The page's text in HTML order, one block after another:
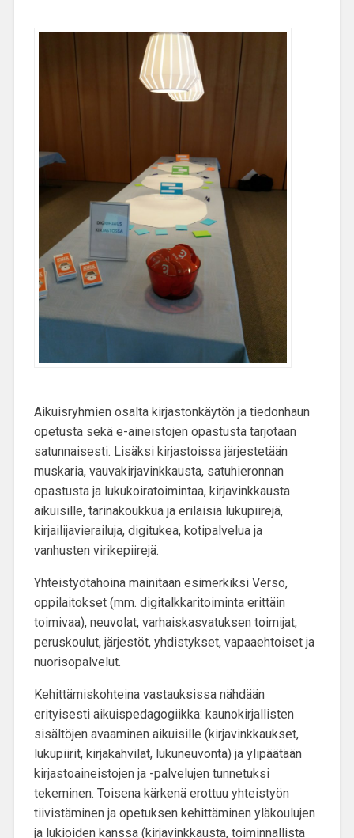
Aikuisryhmien osalta kirjastonkäytön ja tiedonhaun
opetusta sekä e-aineistojen opastusta tarjotaan
satunnaisesti. Lisäksi kirjastoissa järjestetään
muskaria, vauvakirjavinkkausta, satuhieronnan
opastusta ja lukukoiratoimintaa, kirjavinkkausta
aikuisille, tarinakoukkua ja erilaisia lukupiirejä,
kirjailijavierailuja, digitukea, kotipalvelua ja
vanhusten virikepiirejä.
Yhteistyötahoina mainitaanesimerkiksi Verso,
oppilaitokset (mm. digitalkkaritoiminta erittäin
toimivaa), neuvolat, varhaiskasvatuksen toimijat,
peruskoulut, järjestöt, yhdistykset, vapaaehtoiset ja
nuorisopalvelut.
Kehittämiskohteina vastauksissa nähdään
erityisesti aikuispedagogiikka: kaunokirjallisten
sisältöjen avaaminen aikuisille (kirjavinkkaukset,
lukupiirit, kirjakahvilat, lukuneuvonta) ja ylipäätään
kirjastoaineistojen ja -palvelujen tunnetuksi
tekeminen. Toisena kärkenä erottuu yhteistyön
tiivistäminen ja opetuksen kehittäminen yläkoulujen
ja lukioiden kanssa(kirjavinkkausta, toiminnallista